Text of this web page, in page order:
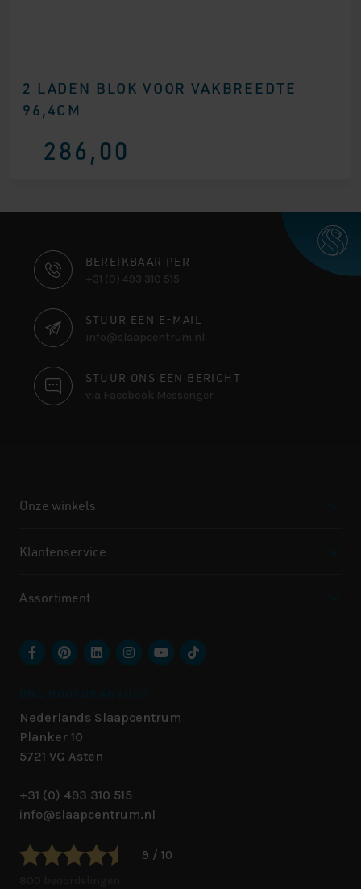
2 LADEN BLOK VOOR VAKBREEDTE
96,4CM
286,00
CONTACT
INFORMATIE
BEREIKBAAR PER
+31 (0) 493 310 515
STUUR EEN E-MAIL
info@slaapcentrum.nl
STUUR ONS EEN BERICHT
via Facebook Messenger
Onze winkels
Klantenservice
Assortiment
Nederlands Slaapcentrum
Planker 10
5721 VG Asten
+31 (0) 493 310 515
info@slaapcentrum.nl
9 / 10